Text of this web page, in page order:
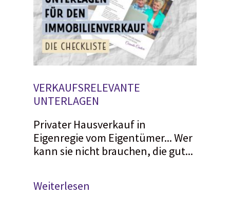
VERKAUFSRELEVANTE
UNTERLAGEN
Privater Hausverkauf in
Eigenregie vom Eigentümer... Wer
kann sie nicht brauchen, die gut...
Weiterlesen